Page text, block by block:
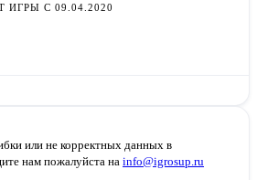
С 09.04.2020
или не корректных данных в
нам пожалуйста на info@igrosup.ru